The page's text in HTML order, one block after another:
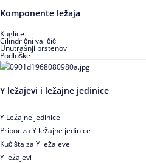
Buričasti zaptiveni ležajevi
Buričasti aksijalni ležajevi
Komponente ležaja
Kuglice
Cilindrični valjčići
Unutrašnji prstenovi
Podloške
Y ležajevi i ležajne jedinice
Y Ležajne jedinice
Pribor za Y ležajne jedinice
Kućišta za Y ležajeve
Y ležajevi